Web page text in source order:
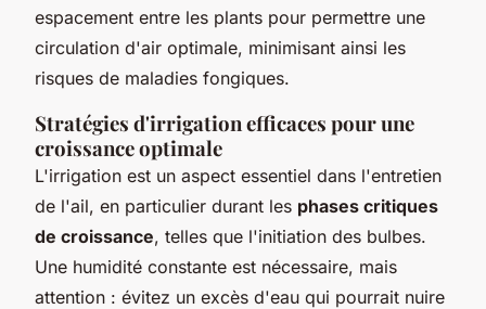
espacement entre les plants pour permettre une
circulation d'air optimale, minimisant ainsi les
risques de maladies fongiques.
Stratégies d'irrigation efficaces pour une
croissance optimale
L'irrigation est un aspect essentiel dans l'entretien
de l'ail, en particulier durant les phases critiques
de croissance, telles que l'initiation des bulbes.
Une humidité constante est nécessaire, mais
attention : évitez un excès d'eau qui pourrait nuire